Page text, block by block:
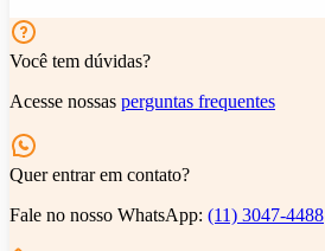
Você tem dúvidas?
Acesse nossas perguntas frequentes
Quer entrar em contato?
Fale no nosso WhatsApp: (11) 3047-4488